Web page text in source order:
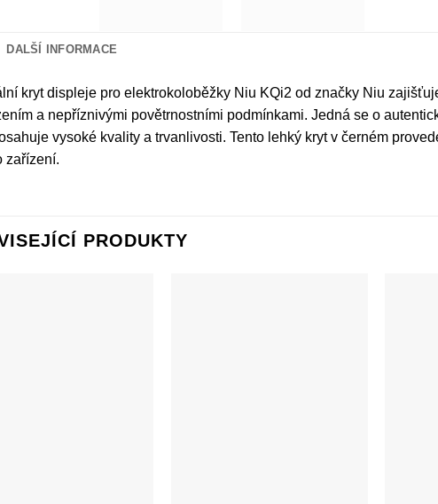
DALŠÍ INFORMACE
kryt displeje pro elektrokoloběžky Niu KQi2 od značky Niu
a nepříznivými povětrnostními podmínkami. Jedná se o
vysoké kvality a trvanlivosti. Tento lehký kryt v černém
zařízení.
PRODUKTY